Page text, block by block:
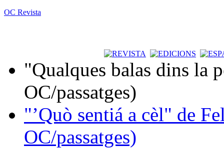
OC Revista
"Qualques balas dins la
OC/passatges)
"’Quò sentiá a cèl" de
OC/passatges)